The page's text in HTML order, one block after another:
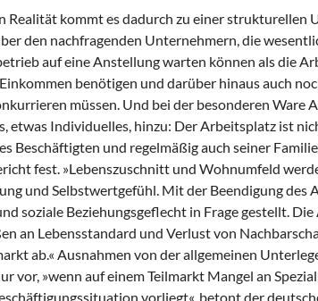
Realität kommt es dadurch zu einer strukturellen
den nachfragenden Unternehmern, die
auf eine Anstellung warten können als die
benötigen und darüber hinaus auch
müssen. Und bei der besonderen Ware
etwas Individuelles, hinzu: Der Arbeitsplatz ist
Beschäftigten und regelmäßig auch seiner
fest. »Lebenszuschnitt und Wohnumfeld
und Selbstwertgefühl. Mit der Beendigung des
soziale Beziehungsgeflecht in Frage gestellt.
an Lebensstandard und Verlust von
ab.« Ausnahmen von der allgemeinen
vor, »wenn auf einem Teilmarkt Mangel an
vorliegt«, betont der